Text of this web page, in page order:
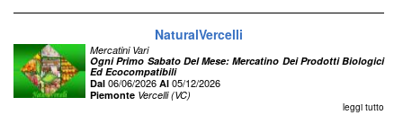
NaturalVercelli
Mercatini Vari
Ogni Primo Sabato Del Mese: Mercatino Dei Prodotti Biologici
Ed Ecocompatibili
Dal 06/06/2026 Al 05/12/2026
Piemonte Vercelli (VC)
leggi tutto